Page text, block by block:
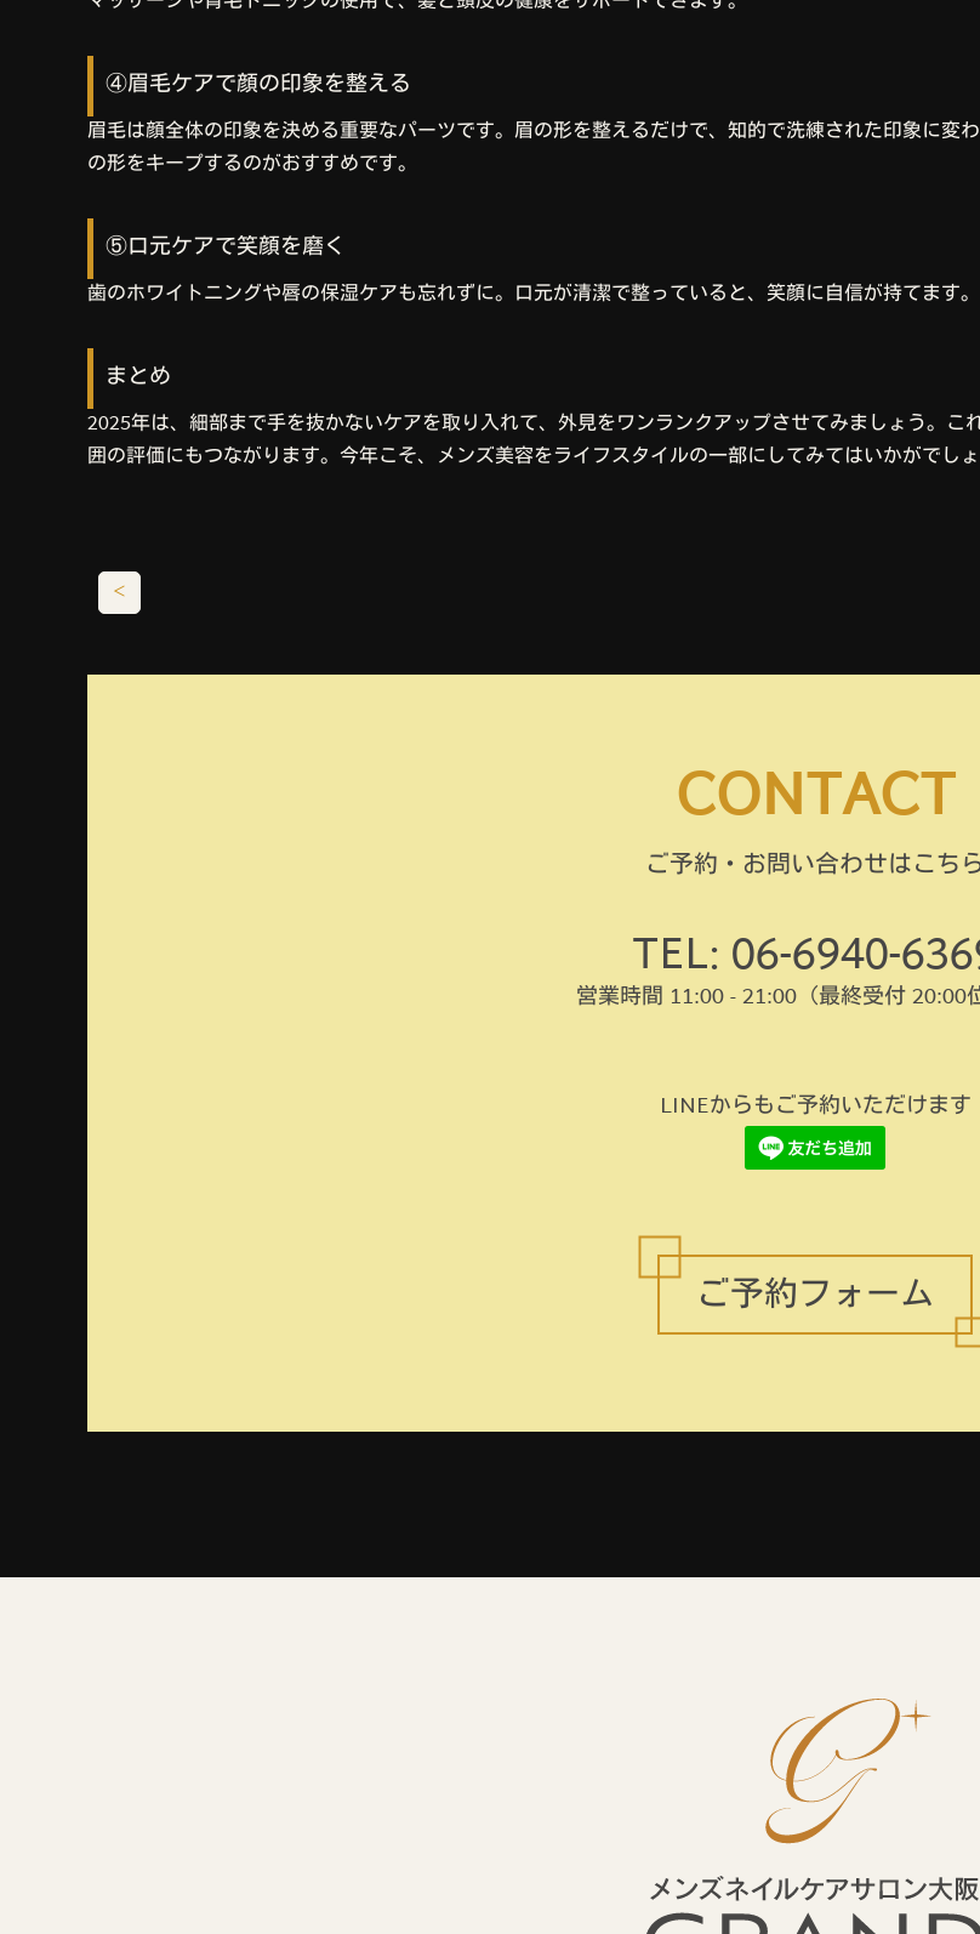
④眉毛ケアで顔の印象を整える
眉毛は顔全体の印象を決める重要なパーツです。眉の形を整えるだけで、知的で洗練された印象に
の形をキープするのがおすすめです。
⑤口元ケアで笑顔を磨く
歯のホワイトニングや唇の保湿ケアも忘れずに。口元が清潔で整っていると、笑顔に自信が持てます
まとめ
2025年は、細部まで手を抜かないケアを取り入れて、外見をワンランクアップさせてみましょう。
囲の評価にもつながります。今年こそ、メンズ美容をライフスタイルの一部にしてみてはいかがでし
＜
CONTACT
ご予約・お問い合わせはこち
TEL: 06-6940-
営業時間 11:00 - 21:00 （最終受付 20:00
LINEからもご予約いただけます
ご予約フォーム